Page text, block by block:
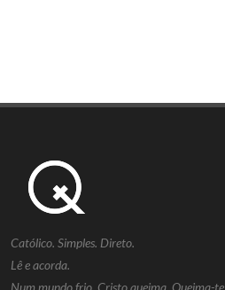
Católico. Simples. Direto.
Lê e acorda.
Num mundo frio, Cristo queima. Queima-te.